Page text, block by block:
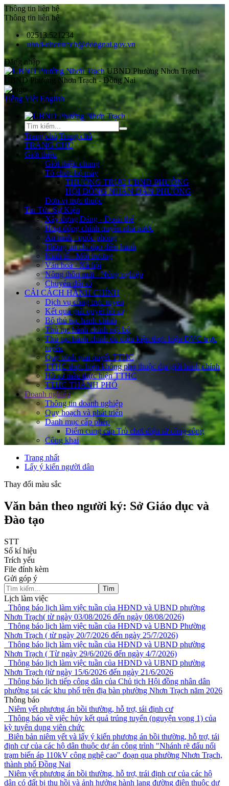
Thông tin liên hệ
Thông tin liên hệ
02513.521234
ubnd-nhontrach@dongnai.gov.vn
Đăng nhập
UBND Phường Nhơn Trạch
UBND Phường Nhơn Trạch - Đồng Nai
Tiếng Việt English
Trang chủ Trang chủ
TRANG CHỦ
Giới thiệu
Giới thiệu chung
Tổ chức bộ máy
THƯỜNG TRỰC UBND PHƯỜNG
HỘI ĐỒNG NHÂN DÂN PHƯỜNG
Đơn vị trực thuộc
Tin Tức Sự Kiện
Xây dựng Đảng - Đoàn thể
Hoạt động chính quyền nhà nước
An ninh - quốc phòng
Thông tin chỉ đạo điều hành
Kinh tế - Môi trường
Văn hoá - Xã hội
Nông thôn mới - Nông nghiệp
Chuyển đổi số
CẢI CÁCH HÀNH CHÍNH
Dịch vụ công trực tuyến
Kết quả giải quyết hồ sơ
Bộ thủ tục hành chính
Thủ tục hành chính nội bộ
Thủ tục hành chính đủ điều kiện thực hiện DVC trực
tuyến
Quy trình giải quyết TTHC
TTHC thực hiện không phụ thuộc địa giới hành chính
Hồ sơ mẫu thực hiện TTHC
TTHC THÀNH PHỐ
Doanh nghiệp
Thông tin doanh nghiệp
Quy hoạch và phát triển
Danh mục cấp phép
Điểm cung cấp Trò chơi điện tử công cộng
Công khai
Trang nhất
Lấy ý kiến người dân
Thay đổi màu sắc
Văn bản theo người ký: Sở Giáo dục và
Đào tạo
STT
Số kí hiệu
Trích yếu
File đính kèm
Gửi góp ý
Tìm
Lịch làm việc
Thông báo lịch làm việc tuần của HĐND và UBND phường
Nhơn Trạch( từ ngày 03/08/2026 đến ngày 08/08/2026)
Thông báo lịch làm việc tuần của HĐND và UBND Phường
Nhơn Trạch ( từ ngày 20/7/2026 đến ngày 25/7/2026)
Thông báo lịch làm việc tuần của HĐND và UBND phường
Nhơn Trạch ( Từ ngày 29/6/2026 đến ngày 4/7/2026)
Thông báo lịch làm việc tuần của HĐND và UBND phường
Nhơn Trạch (từ ngày 15/6/2026 đến ngày 21/6/2026
Thông báo lịch tiếp công dân của Chủ tịch Hội đồng nhân dân
phường tại các khu phố trên địa bàn phường Nhơn Trạch năm 2026
Thông báo
Niêm yết phương án bồi thường, hỗ trợ, tái định cư
Thông báo về việc hủy kết quả trúng tuyển (nguyện vọng 1) của
kỳ tuyên dụng viên chức
Biên bản niêm yết và lấy ý kiến phương án bồi thường, hỗ trợ, tái
định cư của các hộ dân thuộc dự án công trình "Nhánh rẽ đấu nối
trạm biến áp 110kV công nghệ cao" đoạn qua phường Nhơn Trạch,
thành phố Đồng Nai
Niêm yết phương án bồi thường, hỗ trợ, trái định cư của các hộ
dân có đất bị thu hồi và ảnh hưởng hành lang đường điện thuộc dự